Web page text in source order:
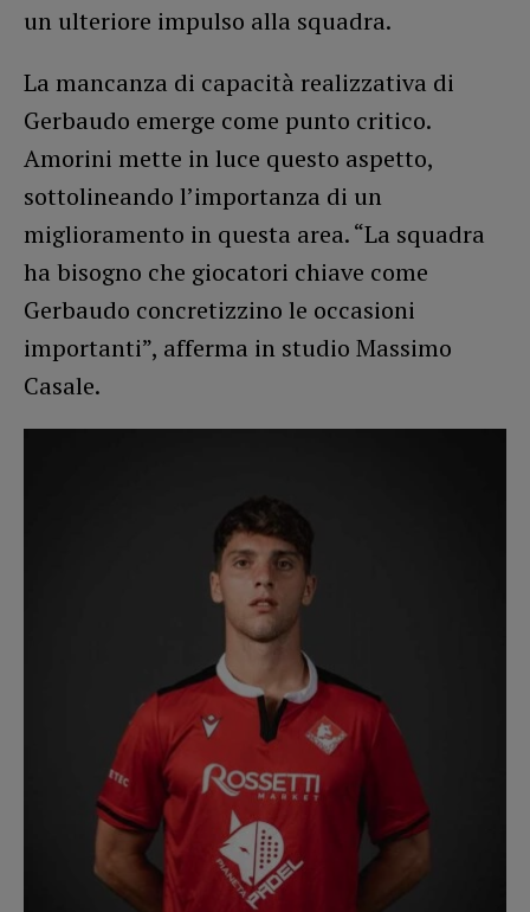
un ulteriore impulso alla squadra.
La mancanza di capacità realizzativa di
Gerbaudo emerge come punto critico.
Amorini mette in luce questo aspetto,
sottolineando l’importanza di un
miglioramento in questa area. “La squadra
ha bisogno che giocatori chiave come
Gerbaudo concretizzino le occasioni
importanti”, afferma in studio Massimo
Casale.